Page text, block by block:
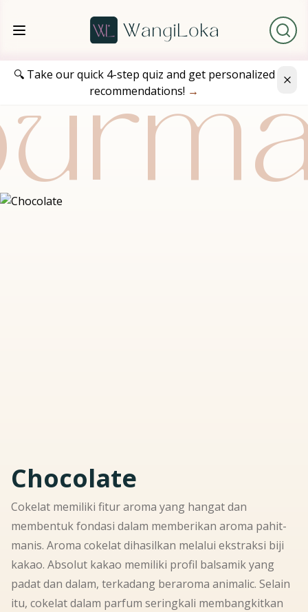
🔍 Take our quick 4-step quiz and get personalized
recommendations! →
Chocolate
Cokelat memiliki fitur aroma yang hangat dan
membentuk fondasi dalam memberikan aroma pahit-
manis. Aroma cokelat dihasilkan melalui ekstraksi biji
kakao. Absolut kakao memiliki profil balsamik yang
padat dan dalam, terkadang beraroma animalic. Selain
itu, cokelat dalam parfum seringkali membangkitkan